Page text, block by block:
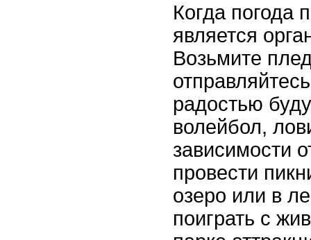
Когда погода
является
Возьмите
радостью
волейбол,
зависимости
провести
озеро или в
поиграть с